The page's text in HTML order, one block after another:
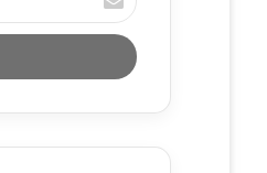
د
خ
ل
د